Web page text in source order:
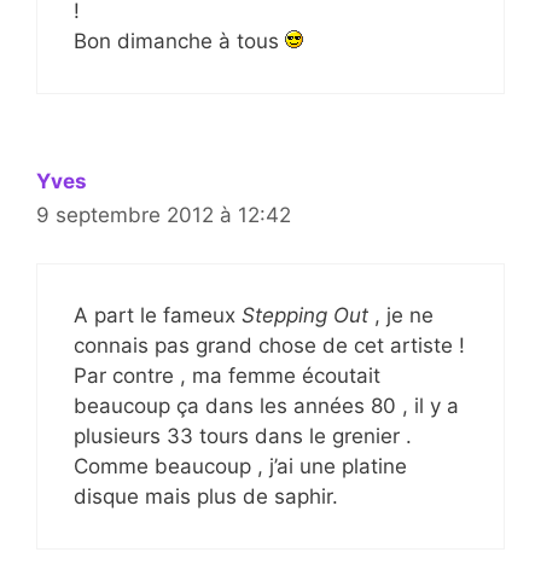
!
Bon dimanche à tous
Yves
9 septembre 2012 à 12:42
A part le fameux Stepping Out , je ne
connais pas grand chose de cet artiste !
Par contre , ma femme écoutait
beaucoup ça dans les années 80 , il y a
plusieurs 33 tours dans le grenier .
Comme beaucoup , j’ai une platine
disque mais plus de saphir.